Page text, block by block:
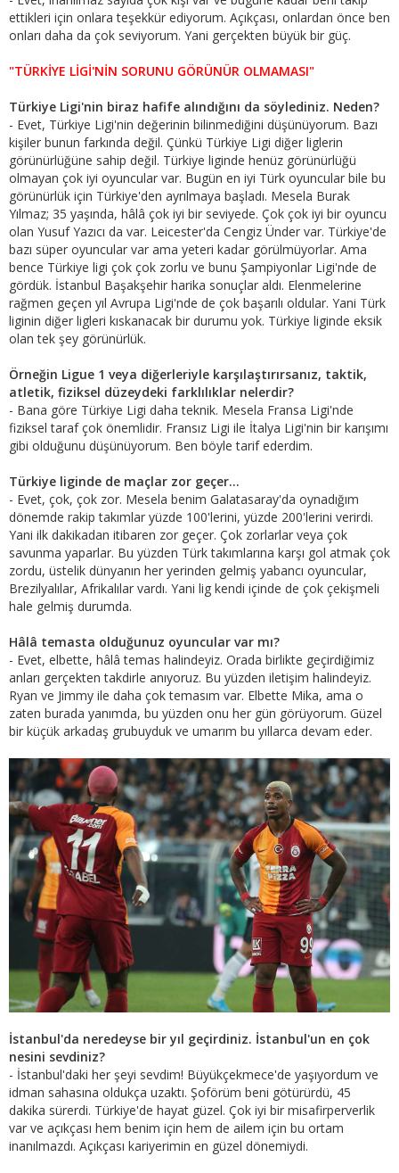
ettikleri için onlara teşekkür ediyorum. Açıkçası, onlardan önce ben
onları daha da çok seviyorum. Yani gerçekten büyük bir güç.
"TÜRKİYE LİGİ'NİN SORUNU GÖRÜNÜR OLMAMASI"
Türkiye Ligi'nin biraz hafife alındığını da söylediniz. Neden?
- Evet, Türkiye Ligi'nin değerinin bilinmediğini düşünüyorum. Bazı
kişiler bunun farkında değil. Çünkü Türkiye Ligi diğer liglerin
görünürlüğüne sahip değil. Türkiye liginde henüz görünürlüğü
olmayan çok iyi oyuncular var. Bugün en iyi Türk oyuncular bile bu
görünürlük için Türkiye'den ayrılmaya başladı. Mesela Burak
Yılmaz; 35 yaşında, hâlâ çok iyi bir seviyede. Çok çok iyi bir oyuncu
olan Yusuf Yazıcı da var. Leicester'da Cengiz Ünder var. Türkiye'de
bazı süper oyuncular var ama yeteri kadar görülmüyorlar. Ama
bence Türkiye ligi çok çok zorlu ve bunu Şampiyonlar Ligi'nde de
gördük. İstanbul Başakşehir harika sonuçlar aldı. Elenmelerine
rağmen geçen yıl Avrupa Ligi'nde de çok başarılı oldular. Yani Türk
liginin diğer ligleri kıskanacak bir durumu yok. Türkiye liginde eksik
olan tek şey görünürlük.
Örneğin Ligue 1 veya diğerleriyle karşılaştırırsanız, taktik,
atletik, fiziksel düzeydeki farklılıklar nelerdir?
- Bana göre Türkiye Ligi daha teknik. Mesela Fransa Ligi'nde
fiziksel taraf çok önemlidir. Fransız Ligi ile İtalya Ligi'nin bir karışımı
gibi olduğunu düşünüyorum. Ben böyle tarif ederdim.
Türkiye liginde de maçlar zor geçer...
- Evet, çok, çok zor. Mesela benim Galatasaray'da oynadığım
dönemde rakip takımlar yüzde 100'lerini, yüzde 200'lerini verirdi.
Yani ilk dakikadan itibaren zor geçer. Çok zorlarlar veya çok
savunma yaparlar. Bu yüzden Türk takımlarına karşı gol atmak çok
zordu, üstelik dünyanın her yerinden gelmiş yabancı oyuncular,
Brezilyalılar, Afrikalılar vardı. Yani lig kendi içinde de çok çekişmeli
hale gelmiş durumda.
Hâlâ temasta olduğunuz oyuncular var mı?
- Evet, elbette, hâlâ temas halindeyiz. Orada birlikte geçirdiğimiz
anları gerçekten takdirle anıyoruz. Bu yüzden iletişim halindeyiz.
Ryan ve Jimmy ile daha çok temasım var. Elbette Mika, ama o
zaten burada yanımda, bu yüzden onu her gün görüyorum. Güzel
bir küçük arkadaş grubuyduk ve umarım bu yıllarca devam eder.
İstanbul'da neredeyse bir yıl geçirdiniz. İstanbul'un en çok
nesini sevdiniz?
- İstanbul'daki her şeyi sevdim! Büyükçekmece'de yaşıyordum ve
idman sahasına oldukça uzaktı. Şoförüm beni götürürdü, 45
dakika sürerdi. Türkiye'de hayat güzel. Çok iyi bir misafirperverlik
var ve açıkçası hem benim için hem de ailem için bu ortam
inanılmazdı. Açıkçası kariyerimin en güzel dönemiydi.